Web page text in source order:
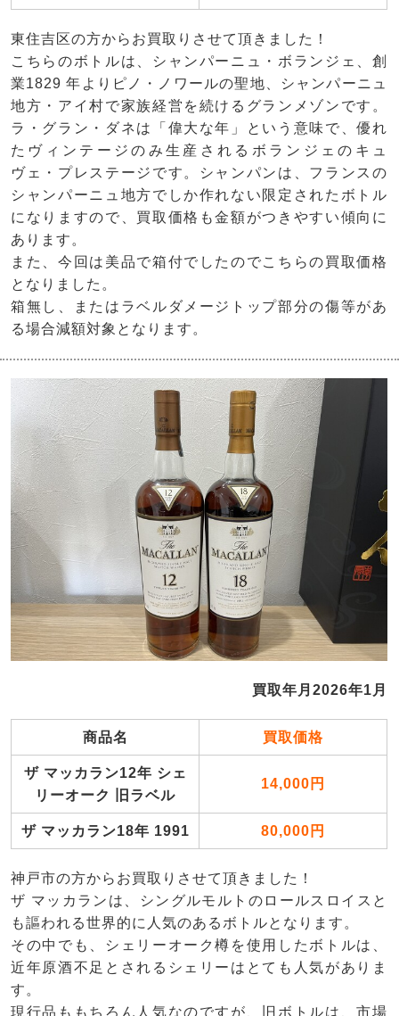
東住吉区の方からお買取りさせて頂きました！
こちらのボトルは、シャンパーニュ・ボランジェ、創
業1829 年よりピノ・ノワールの聖地、シャンパーニュ
地方・アイ村で家族経営を続けるグランメゾンです。
ラ・グラン・ダネは「偉大な年」という意味で、優れ
たヴィンテージのみ生産されるボランジェのキュ
ヴェ・プレステージです。シャンパンは、フランスの
シャンパーニュ地方でしか作れない限定されたボトル
になりますので、買取価格も金額がつきやすい傾向に
あります。
また、今回は美品で箱付でしたのでこちらの買取価格
となりました。
箱無し、またはラベルダメージトップ部分の傷等があ
る場合減額対象となります。
買取年月2026年1月
商品名 買取価格
ザ マッカラン12年 シェ
リーオーク 旧ラベル
14,000円
ザ マッカラン18年 1991 80,000円
神戸市の方からお買取りさせて頂きました！
ザ マッカランは、シングルモルトのロールスロイスと
も謳われる世界的に人気のあるボトルとなります。
その中でも、シェリーオーク樽を使用したボトルは、
近年原酒不足とされるシェリーはとても人気がありま
す。
現行品ももちろん人気なのですが、旧ボトルは、市場